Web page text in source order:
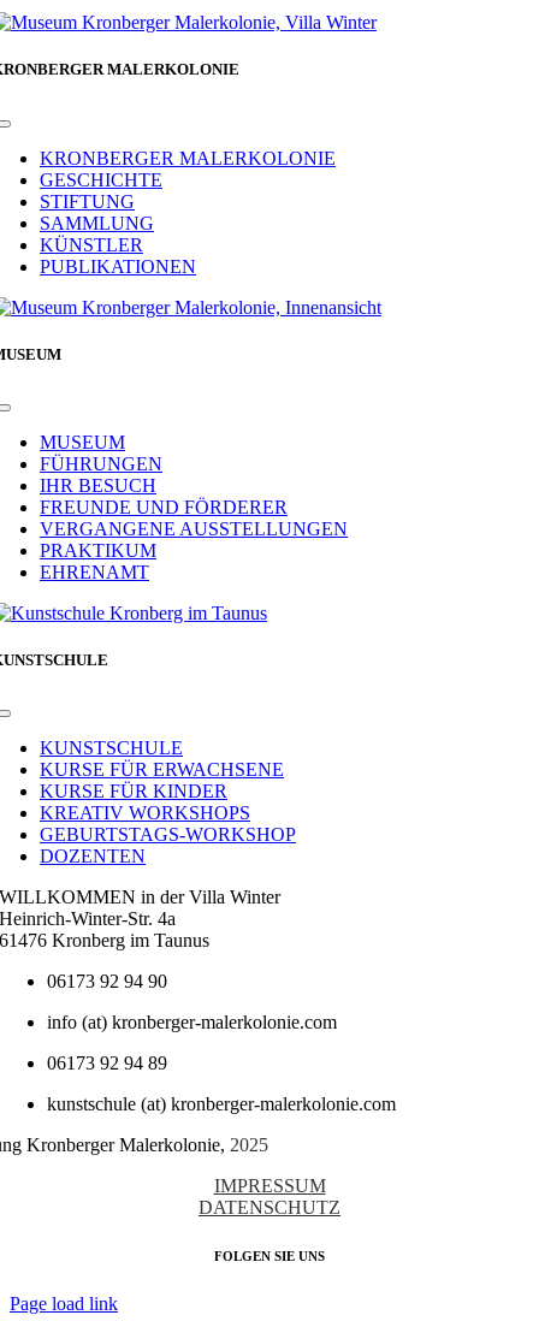
MALERKOLONIE
Toggle
NavigationKRONBERGER MALERKOLONIE
GESCHICHTE
STIFTUNG
SAMMLUNG
KÜNSTLER
PUBLIKATIONEN
Toggle
NavigationMUSEUM
FÜHRUNGEN
IHR BESUCH
FREUNDE UND FÖRDERER
VERGANGENE AUSSTELLUNGEN
PRAKTIKUM
EHRENAMT
Toggle
NavigationKUNSTSCHULE
KURSE FÜR ERWACHSENE
KURSE FÜR KINDER
KREATIV WORKSHOPS
GEBURTSTAGS-WORKSHOP
DOZENTEN
WILLKOMMEN in der Villa Winter
Heinrich-Winter-Str. 4a
61476 Kronberg im Taunus
06173 92 94 90
info (at) kronberger-malerkolonie.com
06173 92 94 89
kunstschule (at) kronberger-malerkolonie.com
Kronberger Malerkolonie, 2025
IMPRESSUM
DATENSCHUTZ
FOLGEN SIE UNS
Page load link